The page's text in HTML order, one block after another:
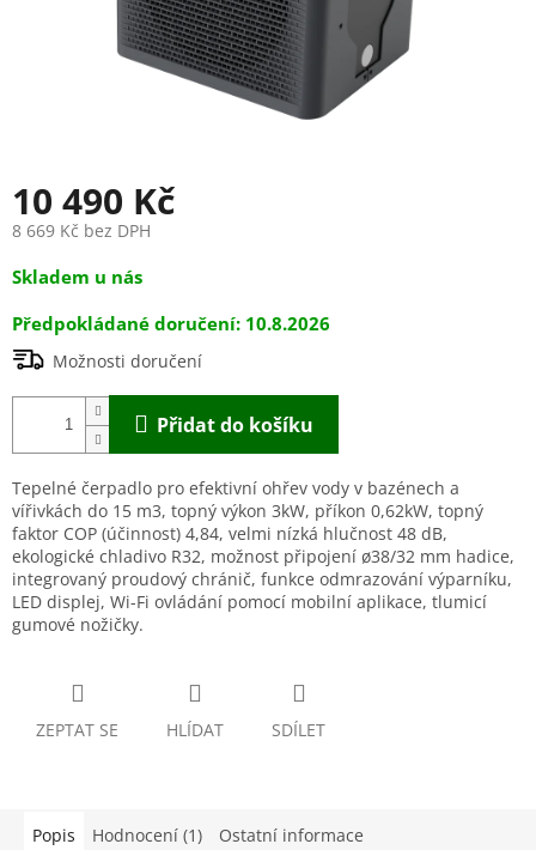
10 490 Kč
8 669 Kč bez DPH
Měrná
cena:
Skladem u nás
10.8.2026
Možnosti doručení
Přidat do košíku
Tepelné čerpadlo pro efektivní ohřev vody v bazénech a
vířivkách do 15 m3, topný výkon 3kW, příkon 0,62kW, topný
faktor COP (účinnost) 4,84, velmi nízká hlučnost 48 dB,
ekologické chladivo R32, možnost připojení ø38/32 mm hadice,
integrovaný proudový chránič, funkce odmrazování výparníku,
LED displej, Wi-Fi ovládání pomocí mobilní aplikace, tlumicí
gumové nožičky.
ZEPTAT SE HLÍDAT SDÍLET
Popis Hodnocení (1) Ostatní informace